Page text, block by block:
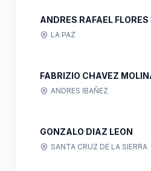
ANDRES RAFAEL
LA PAZ
FABRIZIO CHAVEZ
ANDRES IBAÑEZ
GONZALO DIAZ LEON
SANTA CRUZ DE LA SIERRA